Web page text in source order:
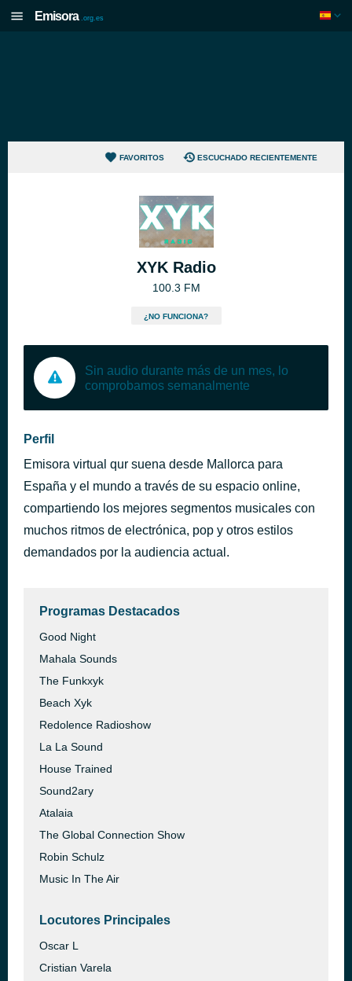
Emisora .org.es
FAVORITOS ESCUCHADO RECIENTEMENTE
XYK Radio
100.3 FM
¿NO FUNCIONA?
Sin audio durante más de un mes, lo
comprobamos semanalmente
Perfil
Emisora virtual qur suena desde Mallorca para
España y el mundo a través de su espacio online,
compartiendo los mejores segmentos musicales con
muchos ritmos de electrónica, pop y otros estilos
demandados por la audiencia actual.
Programas Destacados
Good Night
Mahala Sounds
The Funkxyk
Beach Xyk
Redolence Radioshow
La La Sound
House Trained
Sound2ary
Atalaia
The Global Connection Show
Robin Schulz
Music In The Air
Locutores Principales
Oscar L
Cristian Varela